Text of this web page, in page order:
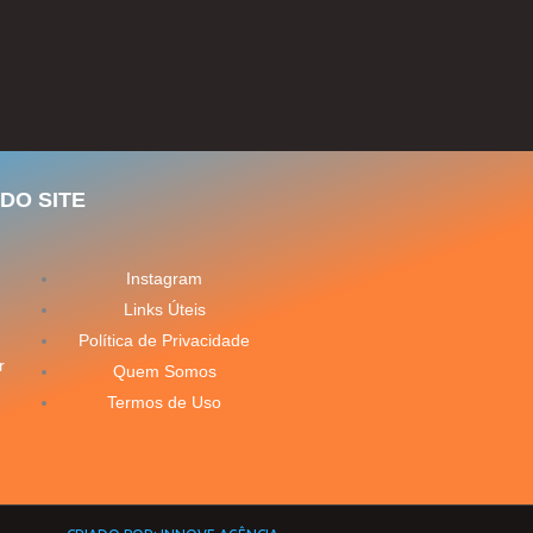
SITE
Instagram
Links Úteis
Política de Privacidade
Quem Somos
Termos de Uso